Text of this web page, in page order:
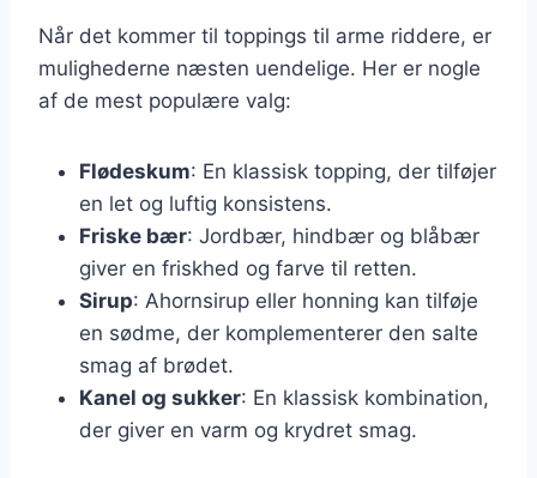
Når det kommer til toppings til arme riddere, er
mulighederne næsten uendelige. Her er nogle
af de mest populære valg:
Flødeskum: En klassisk topping, der tilføjer
en let og luftig konsistens.
Friske bær: Jordbær, hindbær og blåbær
giver en friskhed og farve til retten.
Sirup: Ahornsirup eller honning kan tilføje
en sødme, der komplementerer den salte
smag af brødet.
Kanel og sukker: En klassisk kombination,
der giver en varm og krydret smag.